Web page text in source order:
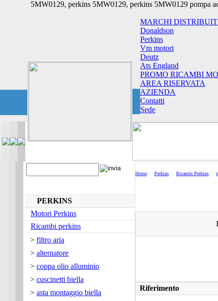
5MW0129, perkins 5MW0129, perkins 5MW0129 pompa
MARCHI
Donaldson
Perkins
Vm motori
Deutz
Ats England
PROMO RICAMBI
AREA RISERVATA
AZIENDA
Contatti
Sede
PERKINS
Motori Perkins
Ricambi perkins
> filtro aria
> alternatore
> coppa olio alluminio
> cuscinetti biella
> asta montaggio biella
Home > Perkins > Ricambi Perkins >
Riferimento